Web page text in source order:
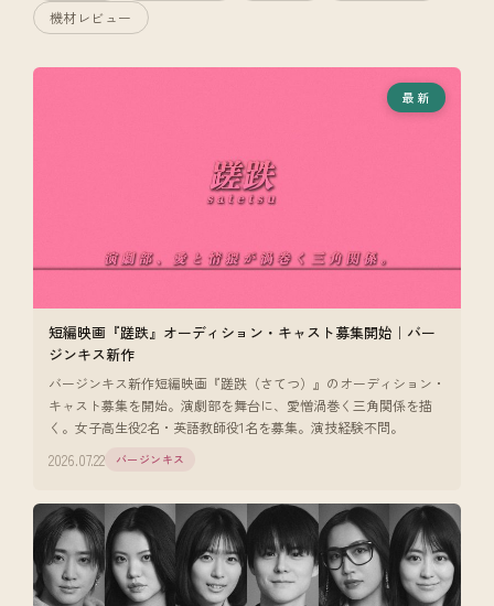
機材レビュー
最新
短編映画『蹉跌』オーディション・キャスト募集開始｜バー
ジンキス新作
バージンキス新作短編映画『蹉跌（さてつ）』のオーディション・
キャスト募集を開始。演劇部を舞台に、愛憎渦巻く三角関係を描
く。女子高生役2名・英語教師役1名を募集。演技経験不問。
2026.07.22 バージンキス